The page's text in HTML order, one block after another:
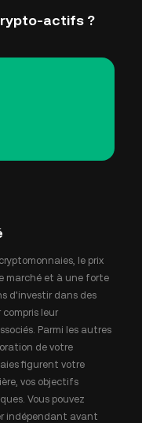
actifs ?
le prix
marché et à une forte
d'investir dans des
leur
Parmi les autres
de votre
figurent votre
vos objectifs
Vous pouvez
indépendant avant